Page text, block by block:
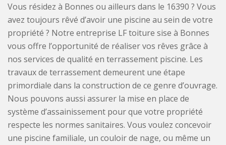
Vous résidez à Bonnes ou ailleurs dans le 16390 ? Vous
avez toujours rêvé d’avoir une piscine au sein de votre
propriété ? Notre entreprise LF toiture sise à Bonnes
vous offre l’opportunité de réaliser vos rêves grâce à
nos services de qualité en terrassement piscine. Les
travaux de terrassement demeurent une étape
primordiale dans la construction de ce genre d’ouvrage.
Nous pouvons aussi assurer la mise en place de
système d’assainissement pour que votre propriété
respecte les normes sanitaires. Vous voulez concevoir
une piscine familiale, un couloir de nage, ou même un